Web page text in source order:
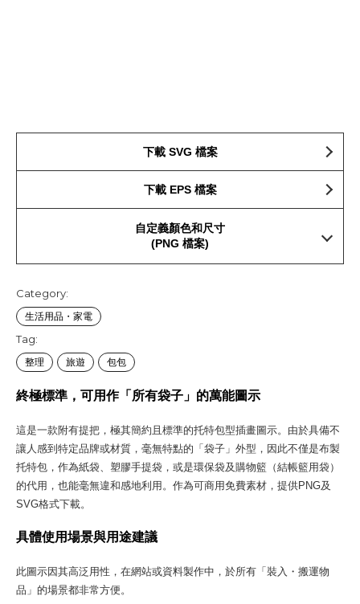
下載 SVG 檔案
下載 EPS 檔案
自定義顏色和尺寸
(PNG 檔案)
Category:
生活用品・家電
Tag:
整理 旅遊 包包
終極標準，可用作「所有袋子」的萬能圖示
這是一款附有提把，極其簡約且標準的托特包型插畫圖示。由於具備不
讓人感到特定品牌或材質，毫無特點的「袋子」外型，因此不僅是布製
托特包，作為紙袋、塑膠手提袋，或是環保袋及購物籃（結帳籃用袋）
的代用，也能毫無違和感地利用。作為可商用免費素材，提供PNG及
SVG格式下載。
具體使用場景與用途建議
此圖示因其高泛用性，在網站或資料製作中，於所有「裝入・搬運物
品」的場景都非常方便。